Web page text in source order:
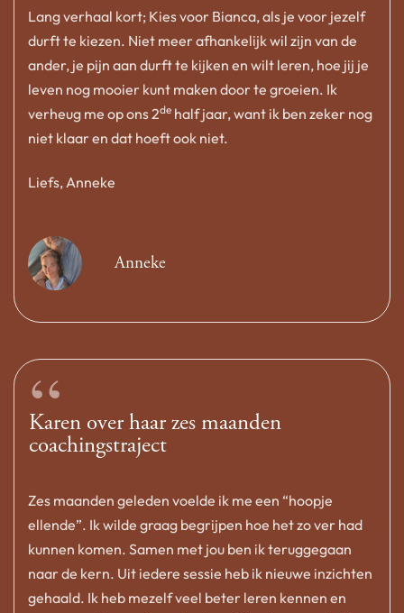
Lang verhaal kort; Kies voor Bianca, als je voor jezelf
durft te kiezen. Niet meer afhankelijk wil zijn van de
ander, je pijn aan durft te kijken en wilt leren, hoe jij je
leven nog mooier kunt maken door te groeien. Ik
verheug me op ons 2de half jaar, want ik ben zeker nog
niet klaar en dat hoeft ook niet.
Liefs, Anneke
Anneke
“
Karen over haar zes maanden
coachingstraject
Zes maanden geleden voelde ik me een “hoopje
ellende”. Ik wilde graag begrijpen hoe het zo ver had
kunnen komen. Samen met jou ben ik teruggegaan
naar de kern. Uit iedere sessie heb ik nieuwe inzichten
gehaald. Ik heb mezelf veel beter leren kennen en